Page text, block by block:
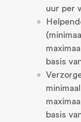
uur per
basis
basis